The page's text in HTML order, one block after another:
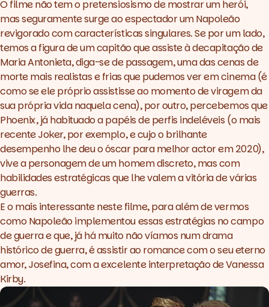
O filme não tem o pretensiosismo de mostrar um herói,
mas seguramente surge ao espectador um Napoleão
revigorado com características singulares. Se por um lado,
temos a figura de um capitão que assiste à decapitação de
Maria Antonieta, diga-se de passagem, uma das cenas de
morte mais realistas e frias que pudemos ver em cinema (é
como se ele próprio assistisse ao momento de viragem da
sua própria vida naquela cena), por outro, percebemos que
Phoenix, já habituado a papéis de perfis indeléveis (o mais
recenteJoker,por exemplo, e cujo o brilhante
desempenho lhe deu o óscar para melhor actor em 2020),
vive a personagem de um homem discreto, mas com
habilidades estratégicas que lhe valem a vitória de várias
guerras.
E o mais interessante neste filme, para além de vermos
como Napoleão implementou essas estratégias no campo
de guerra e que, já há muito não víamos num drama
histórico de guerra, é assistir ao romance com o seu eterno
amor, Josefina, com a excelente interpretação de Vanessa
Kirby.